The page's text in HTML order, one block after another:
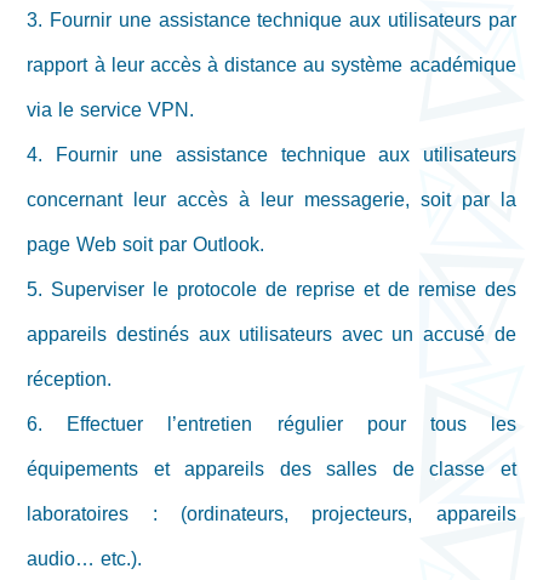
3. Fournir une assistance technique aux utilisateurs par
rapport à leur accès à distance au système académique
via le service VPN.
4. Fournir une assistance technique aux utilisateurs
concernant leur accès à leur messagerie, soit par la
page Web soit par Outlook.
5. Superviser le protocole de reprise et de remise des
appareils destinés aux utilisateurs avec un accusé de
réception.
6. Effectuer l’entretien régulier pour tous les
équipements et appareils des salles de classe et
laboratoires : (ordinateurs, projecteurs, appareils
audio… etc.).